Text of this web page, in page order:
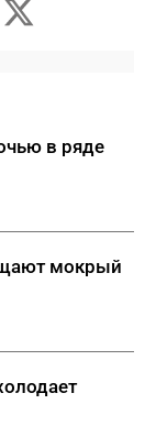
в ряде
мокрый